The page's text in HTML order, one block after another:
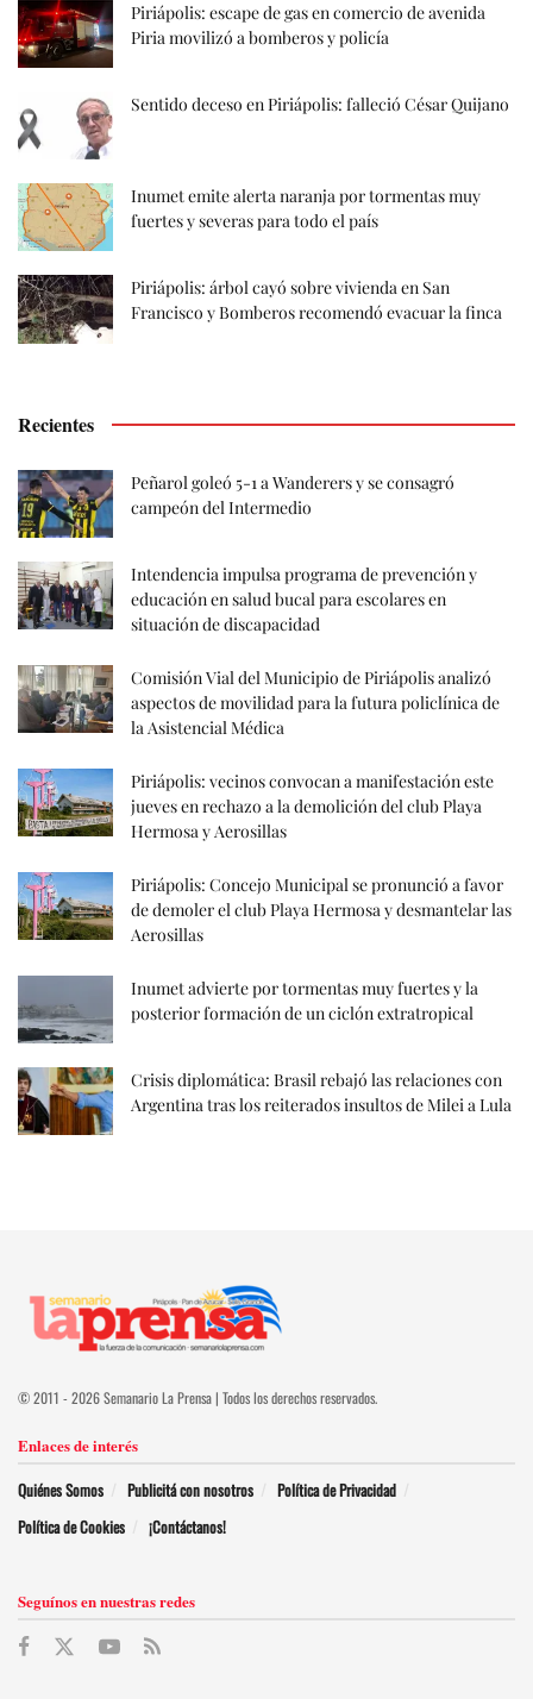
Piriápolis: escape de gas en comercio de avenida
Piria movilizó a bomberos y policía
Sentido deceso en Piriápolis: falleció César Quijano
Inumet emite alerta naranja por tormentas muy
fuertes y severas para todo el país
Piriápolis: árbol cayó sobre vivienda en San
Francisco y Bomberos recomendó evacuar la finca
Recientes
Peñarol goleó 5-1 a Wanderers y se consagró
campeón del Intermedio
Intendencia impulsa programa de prevención y
educación en salud bucal para escolares en
situación de discapacidad
Comisión Vial del Municipio de Piriápolis analizó
aspectos de movilidad para la futura policlínica de
la Asistencial Médica
Piriápolis: vecinos convocan a manifestación este
jueves en rechazo a la demolición del club Playa
Hermosa y Aerosillas
Piriápolis: Concejo Municipal se pronunció a favor
de demoler el club Playa Hermosa y desmantelar las
Aerosillas
Inumet advierte por tormentas muy fuertes y la
posterior formación de un ciclón extratropical
Crisis diplomática: Brasil rebajó las relaciones con
Argentina tras los reiterados insultos de Milei a Lula
© 2011 - 2026 Semanario La Prensa | Todos los derechos reservados.
Enlaces de interés
Quiénes Somos Publicitá con nosotros
Política de Privacidad
Política de Cookies
¡Contáctanos!
Seguínos en nuestras redes